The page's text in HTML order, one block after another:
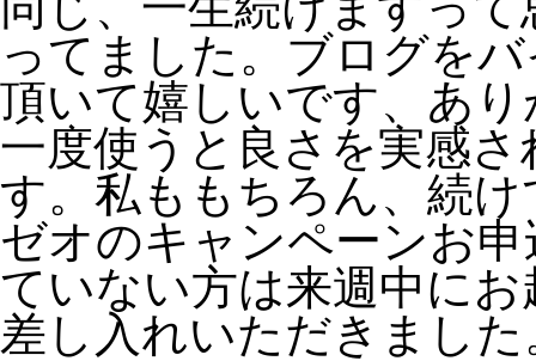
ってました。ブログを
頂いて嬉しいです、あ
一度使うと良さを実感
す。私ももちろん、続
ゼオのキャンペーンお
ていない方は来週中に
差し入れいただきました